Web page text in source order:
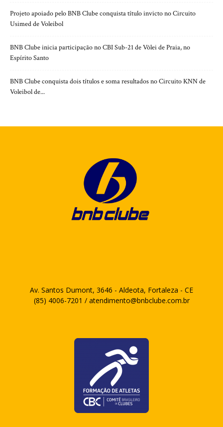
Projeto apoiado pelo BNB Clube conquista título invicto no Circuito
Usimed de Voleibol
BNB Clube inicia participação no CBI Sub-21 de Vôlei de Praia, no
Espírito Santo
BNB Clube conquista dois títulos e soma resultados no Circuito KNN de
Voleibol de...
Av. Santos Dumont, 3646 - Aldeota, Fortaleza - CE
(85) 4006-7201 / atendimento@bnbclube.com.br